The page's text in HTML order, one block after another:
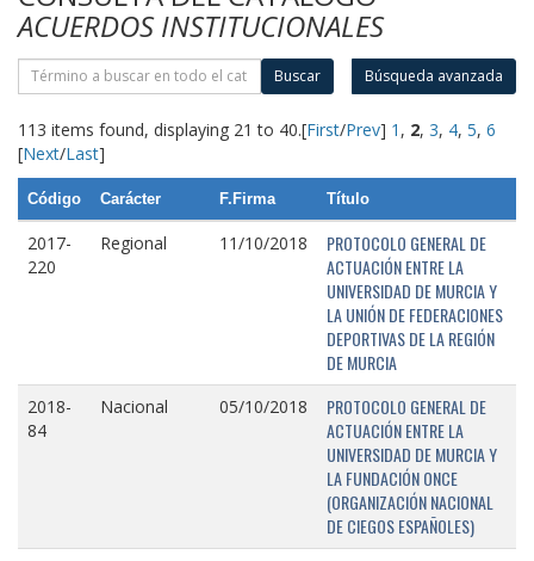
ACUERDOS INSTITUCIONALES
Buscar Búsqueda avanzada
113 items found, displaying 21 to 40.[First/Prev] 1 , 2, 3, 4, 5, 6
[Next/Last]
Código Carácter F.Firma Título
2017-
220
Regional 11/10/2018
PROTOCOLO GENERAL DE
ACTUACIÓN ENTRE LA
UNIVERSIDAD DE MURCIA Y
LA UNIÓN DE FEDERACIONES
DEPORTIVAS DE LA REGIÓN
DE MURCIA
2018-
84
Nacional 05/10/2018
PROTOCOLO GENERAL DE
ACTUACIÓN ENTRE LA
UNIVERSIDAD DE MURCIA Y
LA FUNDACIÓN ONCE
(ORGANIZACIÓN NACIONAL
DE CIEGOS ESPAÑOLES)